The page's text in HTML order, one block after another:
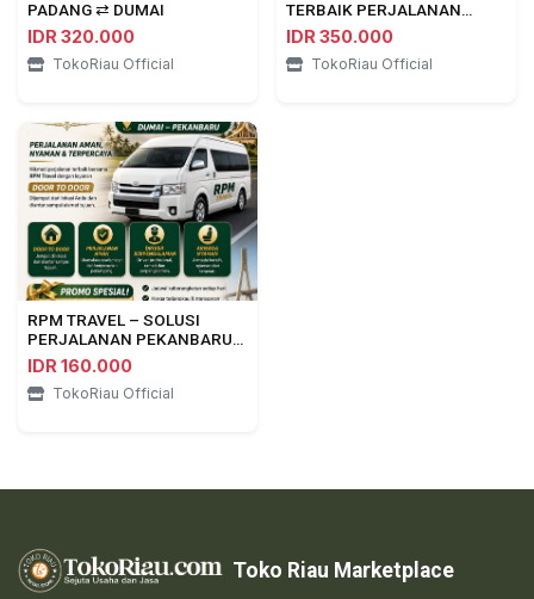
PADANG ⇄ DUMAI
IDR 320.000
TokoRiau Official
TERBAIK PERJALANAN
PEKANBARU ⇄ BENGKULU
IDR 350.000
TokoRiau Official
RPM TRAVEL – SOLUSI
PERJALANAN PEKANBARU
⇄ DUMAI
IDR 160.000
TokoRiau Official
Toko Riau Marketplace